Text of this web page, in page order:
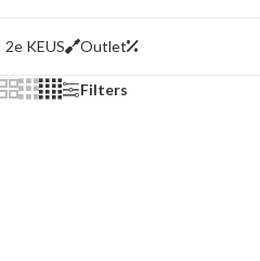
2e KEUS Outlet
Filters